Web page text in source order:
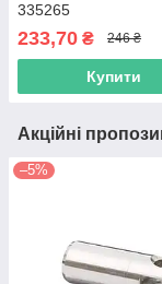
335265
233,70 ₴ 246 ₴
Купити
Акційні
–5%